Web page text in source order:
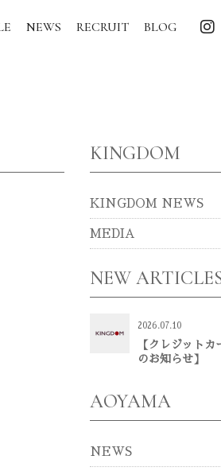
NEWS RECRUIT BLOG
KINGDOM
KINGDOM NEWS
MEDIA
NEW
2026.07.10
【クレジット
のお知らせ】
AOYAMA
NEWS